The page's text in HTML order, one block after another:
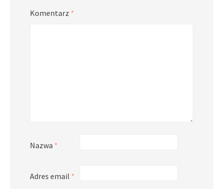
Komentarz *
Nazwa *
Adres email *